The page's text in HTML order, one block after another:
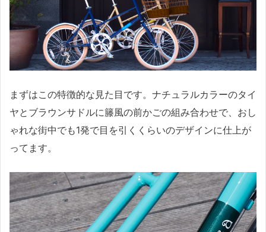
まずはこの特徴的な見た目です。ナチュラルカラーのタイ
ヤとブラウンサドルに籐風の前かごの組み合わせで、おし
ゃれな街中でも1発で目を引くくらいのデザインに仕上が
ってます。